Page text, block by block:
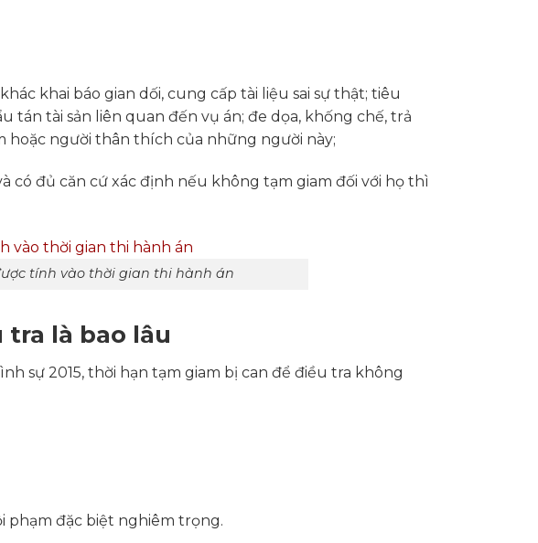
khai báo gian dối, cung cấp tài liệu sai sự thật; tiêu
tán tài sản liên quan đến vụ án; đe dọa, khống chế, trả
hoặc người thân thích của những người này;
có đủ căn cứ xác định nếu không tạm giam đối với họ thì
tính vào thời gian thi hành án
tra là bao lâu
sự 2015, thời hạn tạm giam bị can để điều tra không
phạm đặc biệt nghiêm trọng.